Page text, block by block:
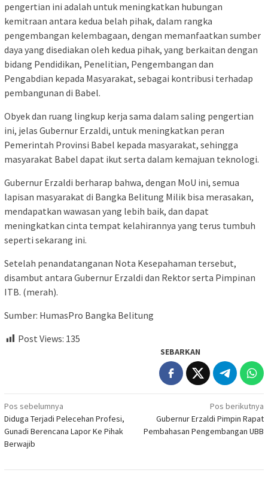
pengertian ini adalah untuk meningkatkan hubungan
kemitraan antara kedua belah pihak, dalam rangka
pengembangan kelembagaan, dengan memanfaatkan sumber
daya yang disediakan oleh kedua pihak, yang berkaitan dengan
bidang Pendidikan, Penelitian, Pengembangan dan
Pengabdian kepada Masyarakat, sebagai kontribusi terhadap
pembangunan di Babel.
Obyek dan ruang lingkup kerja sama dalam saling pengertian
ini, jelas Gubernur Erzaldi, untuk meningkatkan peran
Pemerintah Provinsi Babel kepada masyarakat, sehingga
masyarakat Babel dapat ikut serta dalam kemajuan teknologi.
Gubernur Erzaldi berharap bahwa, dengan MoU ini, semua
lapisan masyarakat di Bangka Belitung Milik bisa merasakan,
mendapatkan wawasan yang lebih baik, dan dapat
meningkatkan cinta tempat kelahirannya yang terus tumbuh
seperti sekarang ini.
Setelah penandatanganan Nota Kesepahaman tersebut,
disambut antara Gubernur Erzaldi dan Rektor serta Pimpinan
ITB. (merah).
Sumber: HumasPro Bangka Belitung
Post Views: 135
SEBARKAN
Navigasi
pos
Pos sebelumnya
Diduga Terjadi Pelecehan Profesi,
Gunadi Berencana Lapor Ke Pihak
Berwajib
Pos berikutnya
Gubernur Erzaldi Pimpin Rapat
Pembahasan Pengembangan UBB